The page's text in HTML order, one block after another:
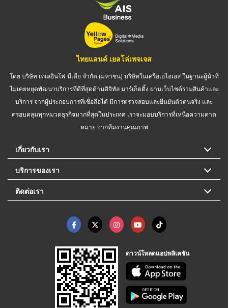
ไทยแลนด์ เยลโล่เพจเจส
โดย บริษัท เทเลอินโฟ มีเดีย จำกัด (มหาชน) บริษัทในเครือเอไอเอส ในฐานะผู้นำที่
ไม่เคยหยุดพัฒนาบริการที่ดีที่สุดด้านดิจิทัล มาร์เก็ตติ้ง ผ่านเว็บไซต์รวมสินค้าและ
บริการ จากผู้ประกอบการที่เชื่อถือได้ มีการตรวจสอบและยืนยันตัวตนจริง และ
ครอบคลุมทุกหมวดธุรกิจมากที่สุดในประเทศ เราจะมอบบริการที่เหนือความคาด
หมาย จากทีมงานคุณภาพ
เกี่ยวกับเรา
บริการของเรา
ติดต่อเรา
ดาวน์โหลดแอปพลิเคชัน